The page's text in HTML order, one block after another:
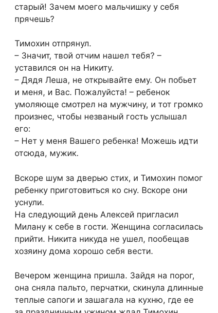
старый! Зачем моего мальчишку у себя
прячешь?
Тимохин отпрянул.
– Значит, твой отчим нашел тебя? –
уставился он на Никиту.
– Дядя Леша, не открывайте ему. Он побьет
и меня, и Вас. Пожалуйста! – ребенок
умоляюще смотрел на мужчину, и тот громко
произнес, чтобы незваный гость услышал
его:
– Нет у меня Вашего ребенка! Можешь идти
отсюда, мужик.
Вскоре шум за дверью стих, и Тимохин помог
ребенку приготовиться ко сну. Вскоре они
уснули.
На следующий день Алексей пригласил
Милану к себе в гости. Женщина согласилась
прийти. Никита никуда не ушел, пообещав
хозяину дома хорошо себя вести.
Вечером женщина пришла. Зайдя на порог,
она сняла пальто, перчатки, скинула длинные
теплые сапоги и зашагала на кухню, где ее